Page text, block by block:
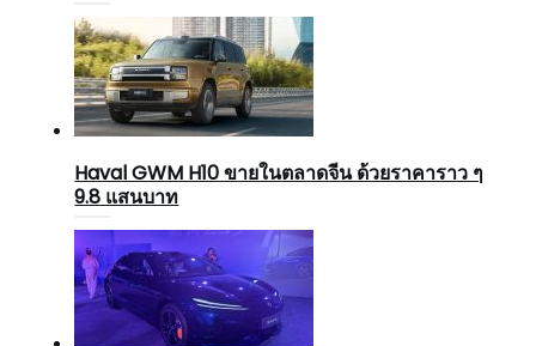
Haval GWM H10 ขายในตลาดจีน ด้วยราคาราว ๆ
9.8 แสนบาท